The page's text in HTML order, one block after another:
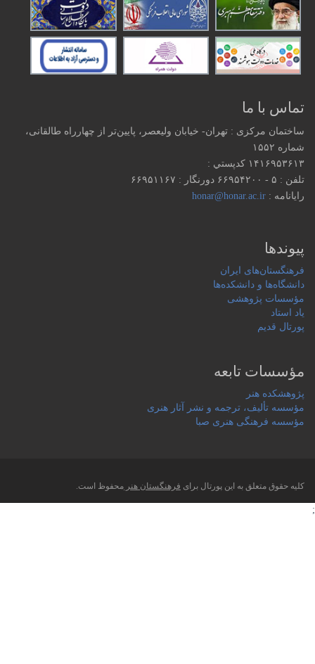
تماس با ما
ساختمان مرکزی : تهران- خیابان ولیعصر، پایین‌تر از چهارراه طالقانی،
شماره ۱۵۵۲
۱۴۱۶۹۵۳۶۱۳ كدپستي :
تلفن : ۵ - ۶۶۹۵۴۲۰۰ دورنگار : ۶۶۹۵۱۱۶۷
رایانامه :honar@honar.ac.ir
پیوندها
فرهنگستان‌های ایران
دانشگاه‌ها و دانشکده‌ها
مؤسسات پژوهشی
یاد استاد
پورتال قدیم
مؤسسات تابعه
پژوهشکده هنر
مؤسسه تألیف، ترجمه و نشر آثار هنری
مؤسسه فرهنگی هنری صبا
کلیه حقوق متعلق به این پورتال برای فرهنگستان هنرمحفوظ است.